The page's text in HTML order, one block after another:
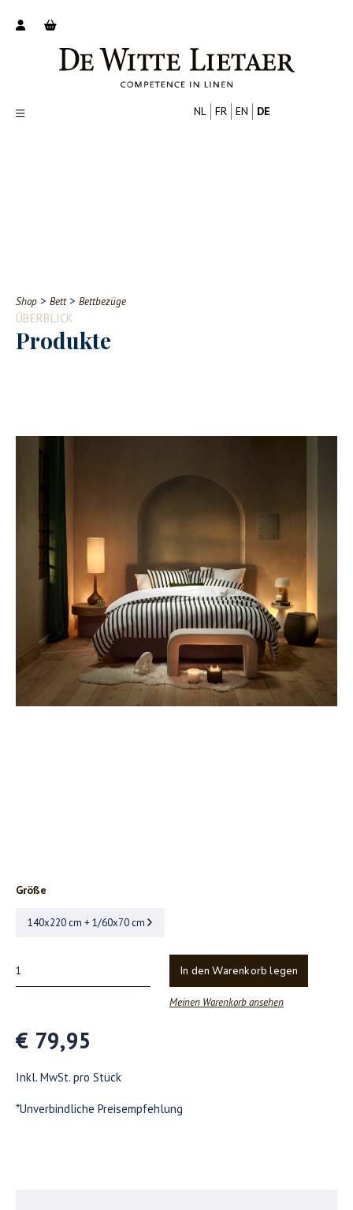
Contact
NL FR EN DE
Shop > Bett> Bettbezüge
ÜBERBLICK
Produkte
Größe
140x220 cm + 1/60x70 cm
In den Warenkorb legen
Meinen Warenkorb ansehen
€ 79,95
Inkl. MwSt. pro Stück
*Unverbindliche Preisempfehlung